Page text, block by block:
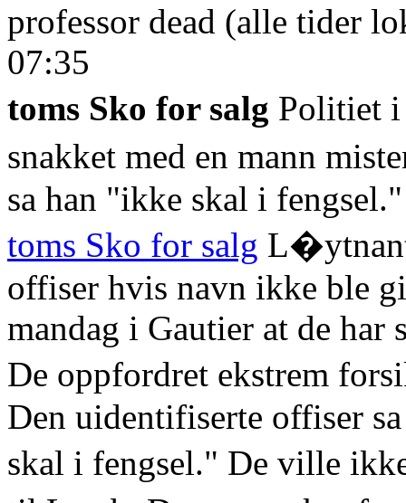
professor dead (alle tider
07:35
toms Sko for salg Politiet
snakket med en mann
sa han "ikke skal i fengsel."
toms Sko for salg
offiser hvis navn ikke ble
mandag i Gautier at de har
De oppfordret ekstrem
Den uidentifiserte offiser
skal i fengsel." De ville